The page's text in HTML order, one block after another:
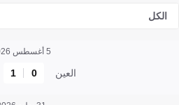
الكل
5 أغسطس 2026
العين 0
1